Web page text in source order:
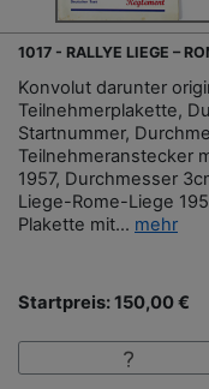
1017 - RALLYE LIEGE –
Konvolut darunter
Teilnehmerplakette,
Startnummer,
Teilnehmeranstecker
1957, Durchmesser
Liege-Rome-Liege
Plakette mit... mehr
Startpreis: 150,00 €